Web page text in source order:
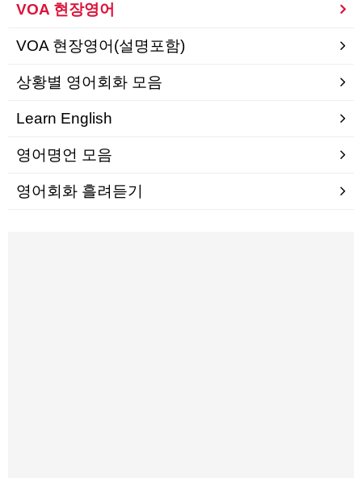
VOA 현장영어
VOA 현장영어(설명포함)
상황별 영어회화 모음
Learn English
영어명언 모음
영어회화 흘려듣기